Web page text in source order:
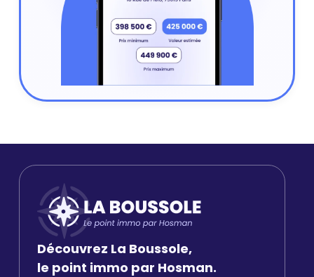
Découvrez La Boussole,
le point immo par Hosman.